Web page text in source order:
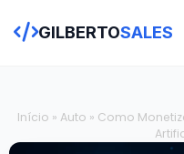
GILBERTOSALES
Início » Auto » Como